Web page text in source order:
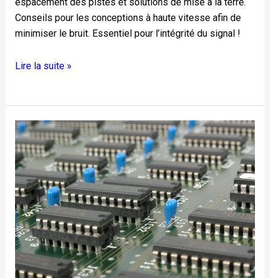
Conseils pour les conceptions à haute vitesse afin de
minimiser le bruit. Essentiel pour l’intégrité du signal !
Lire la suite »
8
problèmes
courants
liés
aux
circuits
imprimés
et
leurs
solutions